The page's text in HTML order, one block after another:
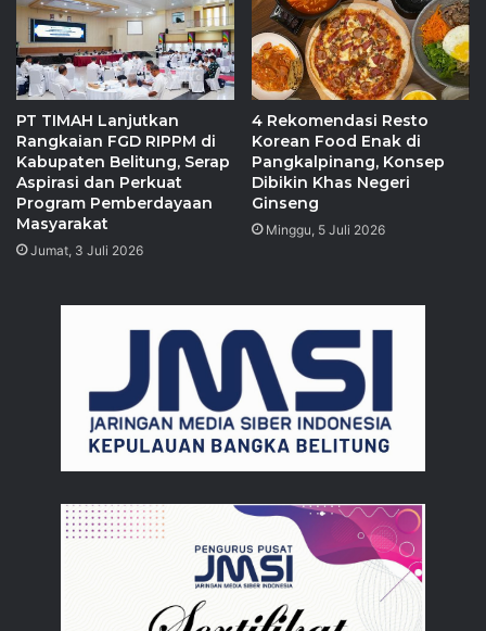
PT TIMAH Lanjutkan
Rangkaian FGD RIPPM di
Kabupaten Belitung, Serap
Aspirasi dan Perkuat
Program Pemberdayaan
Masyarakat
Jumat, 3 Juli 2026
4 Rekomendasi Resto
Korean Food Enak di
Pangkalpinang, Konsep
Dibikin Khas Negeri
Ginseng
Minggu, 5 Juli 2026